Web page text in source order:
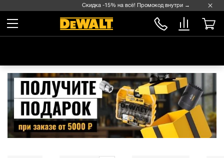
Скидка -15% на всё! Промокод внутри →